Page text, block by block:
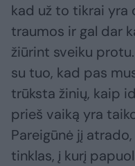
kad už to tikrai yra
traumos ir gal dar
žiūrint sveiku
su tuo, kad pas
trūksta žinių, kaip
prieš vaiką yra
Pareigūnė jį
tinklas, į kurį